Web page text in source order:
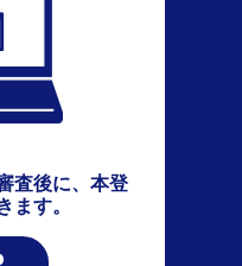
査後に、本登
ます。